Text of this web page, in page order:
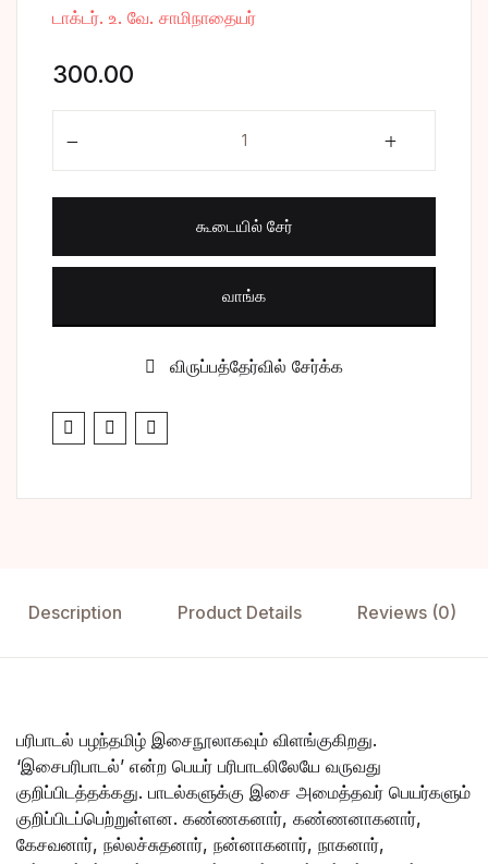
போட்டித் தேர்வு
மருத்துவம்
வணிகம் &
டாக்டர். உ. வே. சாமிநாதையர்
300.00
கூடையில் சேர்
வாங்க
விருப்பத்தேர்வில் சேர்க்க
Description Product Details Reviews (0)
பரிபாடல் பழந்தமிழ் இசைநூலாகவும் விளங்குகிறது.
‘இசைபரிபாடல்’ என்ற பெயர் பரிபாடலிலேயே வருவது
குறிப்பிடத்தக்கது. பாடல்களுக்கு இசை அமைத்தவர் பெயர்களும்
குறிப்பிடப்பெற்றுள்ளன. கண்ணகனார், கண்ணனாகனார்,
கேசவனார், நல்லச்சுதனார், நன்னாகனார், நாகனார்,